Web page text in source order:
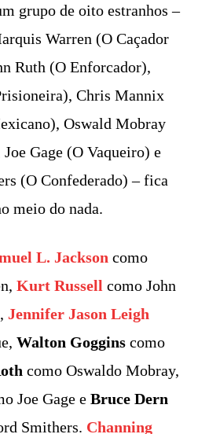
grupo de oito estranhos –
Warren (O Caçador
Ruth (O Enforcador),
Chris Mannix
Oswald Mobray
Gage (O Vaqueiro) e
(O Confederado) – fica
meio do nada.
L. Jackson como
Kurt Russell como John
Jennifer Jason Leigh
Walton Goggins como
como Oswaldo Mobray,
Joe Gage e Bruce Dern
Smithers. Channing